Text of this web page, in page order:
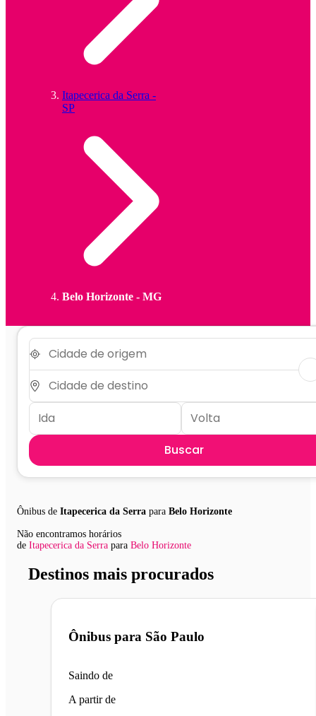
Itapecerica da Serra -
SP
Belo Horizonte - MG
Buscar
Ônibus de Itapecerica da Serra para Belo Horizonte
Não encontramos horários
de Itapecerica da Serra para Belo Horizonte
Destinos mais procurados
Ônibus para São Paulo
Saindo de
A partir de